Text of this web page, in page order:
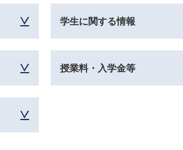
学生に関する情報
授業料・入学金等